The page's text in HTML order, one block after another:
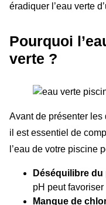
éradiquer l’eau verte
Pourquoi
verte ?
Avant de présenter les
il est essentiel de
l’eau de votre piscine
Déséquilibre du
pH peut favoriser
Manque de